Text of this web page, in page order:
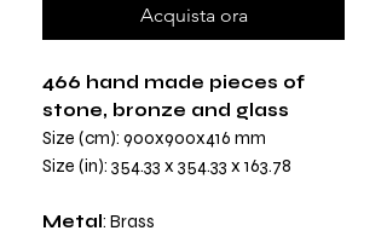
Acquista ora
466 hand made pieces of
stone, bronze and glass
Size (cm): 900x900x416 mm
Size (in): 354.33 x 354.33 x 163.78
Metal: Brass